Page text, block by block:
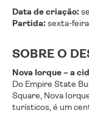
Data de criação:
Partida:sexta-
SOBRE O
Nova Iorque – a
Do Empire State
Square, Nova
turísticos, é um